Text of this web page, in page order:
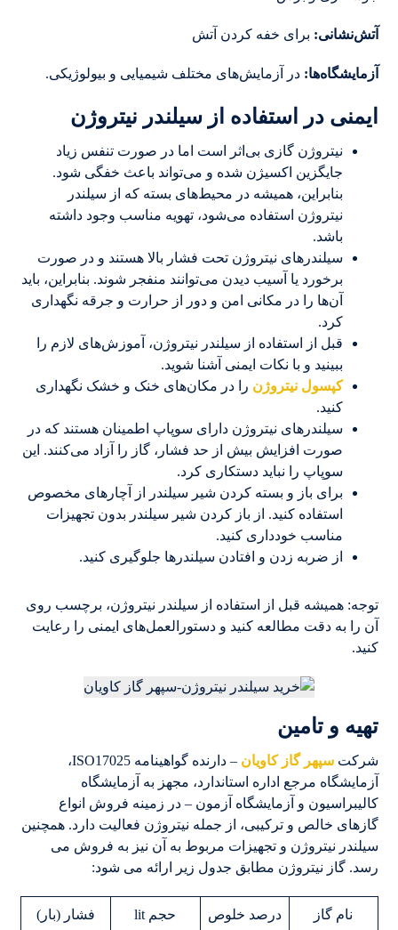
آتش‌نشانی: برای خفه کردن آتش
آزمایشگاه‌ها: در آزمایش‌های مختلف شیمیایی و بیولوژیکی.
ایمنی در استفاده از سیلندر نیتروژن
نیتروژن گازی بی‌اثر است اما در صورت تنفس زیاد
جایگزین اکسیژن شده و می‌تواند باعث خفگی شود.
بنابراین، همیشه در محیط‌های بسته که از سیلندر
نیتروژن استفاده می‌شود، تهویه مناسب وجود داشته
باشد.
سیلندرهای نیتروژن تحت فشار بالا هستند و در صورت
برخورد یا آسیب دیدن می‌توانند منفجر شوند. بنابراین، باید
آن‌ها را در مکانی امن و دور از حرارت و جرقه نگهداری
کرد.
قبل از استفاده از سیلندر نیتروژن، آموزش‌های لازم را
ببینید و با نکات ایمنی آشنا شوید.
کپسول نیتروژن را در مکان‌های خنک و خشک نگهداری
کنید.
سیلندرهای نیتروژن دارای سوپاپ اطمینان هستند که در
صورت افزایش بیش از حد فشار، گاز را آزاد می‌کنند. این
سوپاپ را نباید دستکاری کرد.
برای باز و بسته کردن شیر سیلندر از آچارهای مخصوص
استفاده کنید. از باز کردن شیر سیلندر بدون تجهیزات
مناسب خودداری کنید.
از ضربه زدن و افتادن سیلندرها جلوگیری کنید.
توجه: همیشه قبل از استفاده از سیلندر نیتروژن، برچسب روی
آن را به دقت مطالعه کنید و دستورالعمل‌های ایمنی را رعایت
کنید.
تهیه و تامین
شرکتسپهر گاز کاویان
– دارنده گواهینامه ISO17025،
آزمایشگاه مرجع اداره استاندارد، مجهز به آزمایشگاه
کالیبراسیون و آزمایشگاه آزمون – در زمینه فروش انواع
گازهای خالص و ترکیبی، از جمله نیتروژن فعالیت دارد. همچنین
سیلندر نیتروژن و تجهیزات مربوط به آن نیز به فروش می
رسد. گاز نیتروژن مطابق جدول زیر ارائه می شود:
نام گاز درصد خلوص حجم lit فشار (بار)